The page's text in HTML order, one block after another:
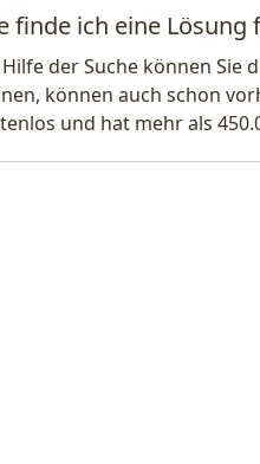
finde ich eine Lösung
der Suche können Sie
können auch schon
und hat mehr als